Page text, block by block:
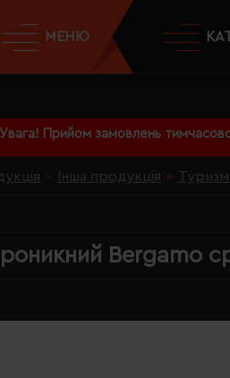
Увага! Прийом замовлень
МЕНЮ
Інша продукція Туризм
Bergamo